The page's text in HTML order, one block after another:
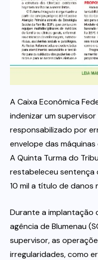
A Caixa Econômica
indenizar um
responsabilizado por
envelope das
A Quinta Turma do
restabeleceu sentença
10 mil a título de danos
Durante a implantação
agência de Blumenau
supervisor, as
irregularidades, como